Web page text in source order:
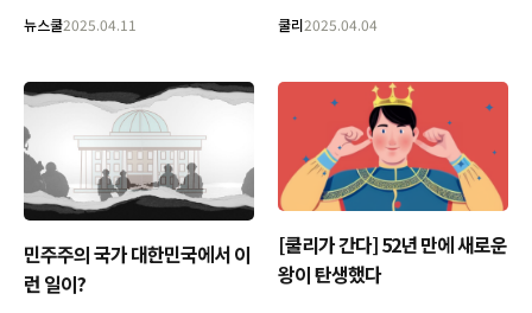
뉴스쿨2025.04.11 쿨리2025.04.04
민주주의 국가 대한민국에서 이
런 일이?
[쿨리가 간다] 52년 만에 새로운
왕이 탄생했다